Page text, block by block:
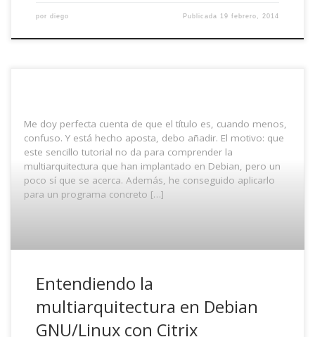
por diego Publicada 19 febrero, 2014
Me doy perfecta cuenta de que el título es, cuando menos,
confuso. Y está hecho aposta, debo añadir. El motivo: que
este sencillo tutorial no da para comprender la
multiarquitectura que han implantado en Debian, pero un
poco sí que se acerca. Además, he conseguido aplicarlo
para un programa concreto […]
Entendiendo la
multiarquitectura en Debian
GNU/Linux con Citrix